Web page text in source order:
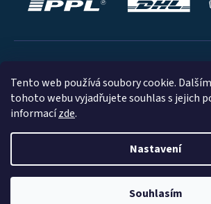
Tento web používá soubory cookie.
tohoto webu vyjadřujete souhlas s jejich
informacízde.
Nastavení
Souhlasím
Oblíbené způsoby platby:
Shoptet
© 2023